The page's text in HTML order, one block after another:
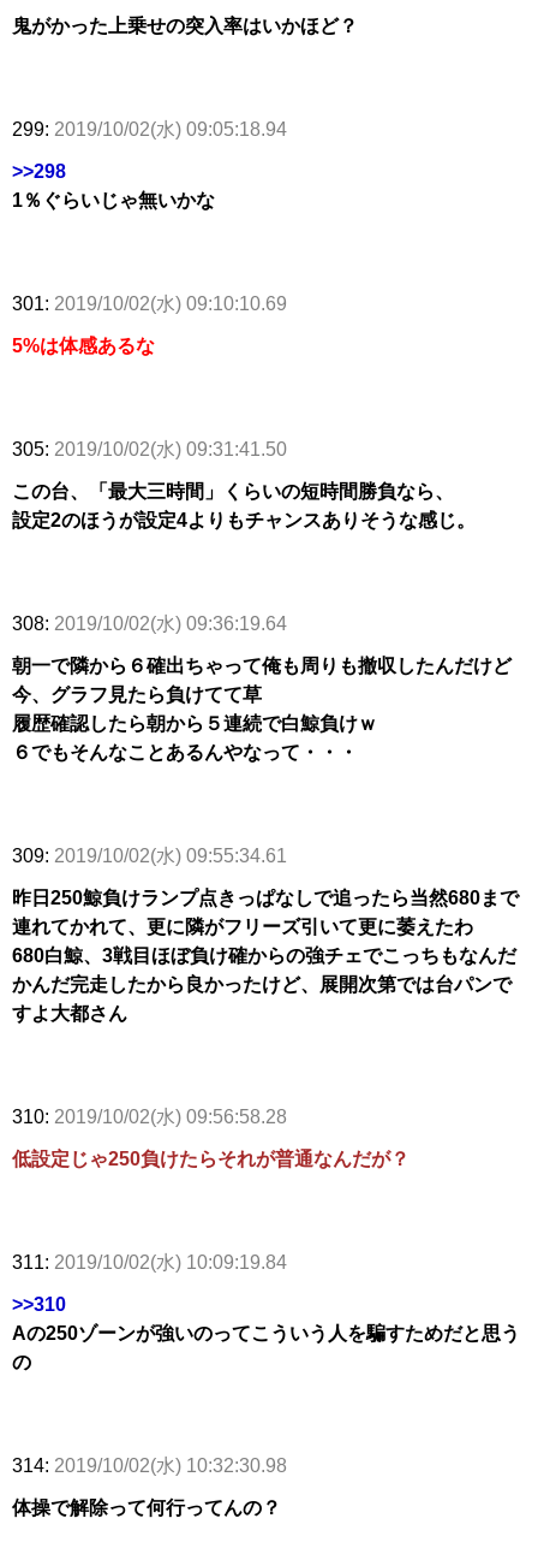
鬼がかった上乗せの突入率はいかほど？
299: 2019/10/02(水) 09:05:18.94
>>298
1％ぐらいじゃ無いかな
301: 2019/10/02(水) 09:10:10.69
5%は体感あるな
305: 2019/10/02(水) 09:31:41.50
この台、「最大三時間」くらいの短時間勝負なら、
設定2のほうが設定4よりもチャンスありそうな感じ。
308: 2019/10/02(水) 09:36:19.64
朝一で隣から６確出ちゃって俺も周りも撤収したんだけど
今、グラフ見たら負けてて草
履歴確認したら朝から５連続で白鯨負けｗ
６でもそんなことあるんやなって・・・
309: 2019/10/02(水) 09:55:34.61
昨日250鯨負けランプ点きっぱなしで追ったら当然680まで
連れてかれて、更に隣がフリーズ引いて更に萎えたわ
680白鯨、3戦目ほぼ負け確からの強チェでこっちもなんだ
かんだ完走したから良かったけど、展開次第では台パンで
すよ大都さん
310: 2019/10/02(水) 09:56:58.28
低設定じゃ250負けたらそれが普通なんだが？
311: 2019/10/02(水) 10:09:19.84
>>310
Aの250ゾーンが強いのってこういう人を騙すためだと思う
の
314: 2019/10/02(水) 10:32:30.98
体操で解除って何行ってんの？